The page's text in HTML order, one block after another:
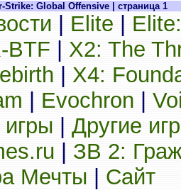
Strike: Global Offensive | страница 1
Elite
BTF
X2: The
X4:
Evochron
Другие
ЗВ 2:
Мечты Сайт